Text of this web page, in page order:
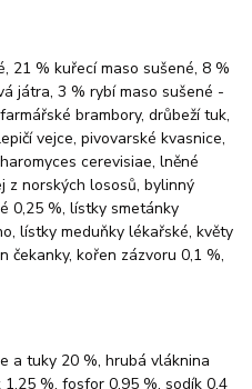
21 % kuřecí maso sušené, 8 %
játra, 3 % rybí maso sušené -
brambory, drůbeží tuk,
vejce, pivovarské kvasnice,
cerevisiae, lněné
z norských lososů, bylinný
0,25 %, lístky smetánky
lístky meduňky lékařské, květy
čekanky, kořen zázvoru 0,1 %,
a tuky 20 %, hrubá vláknina
%, fosfor 0,95 %, sodík 0,4